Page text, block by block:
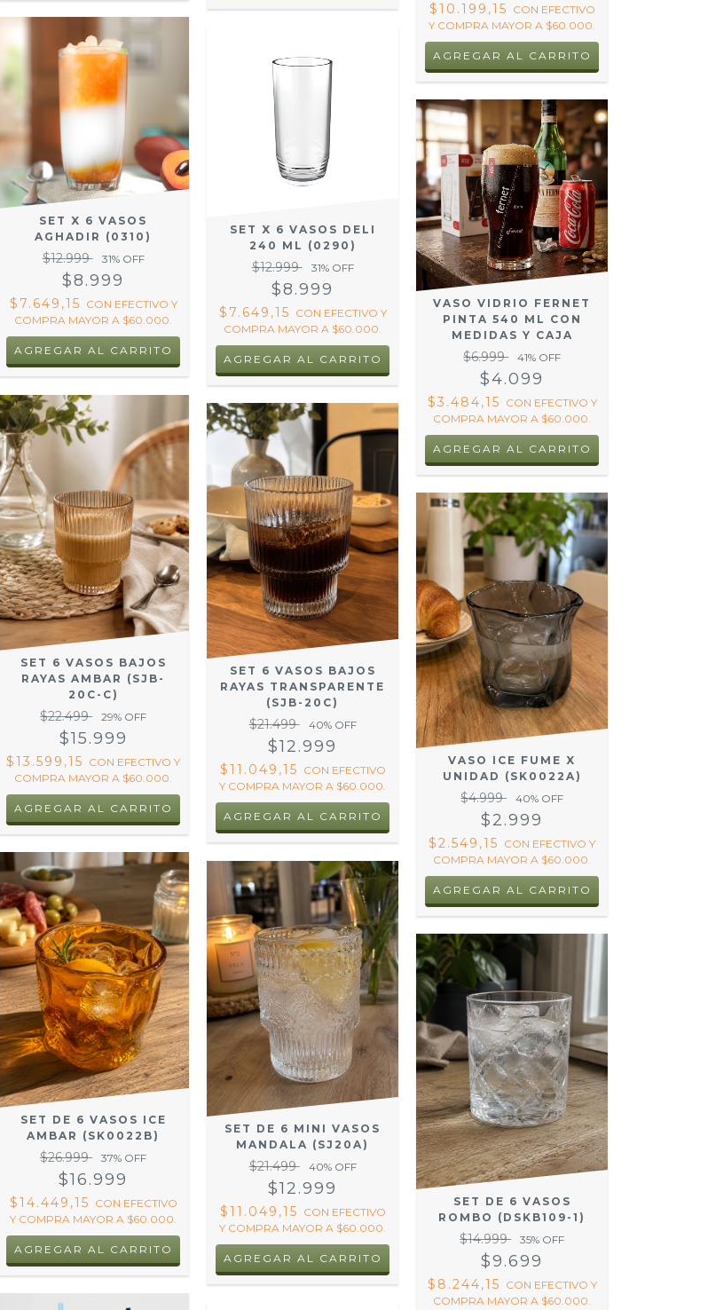
$10.199,15 CON EFECTIVO
Y COMPRA MAYOR A $60.000.
SET X 6 VASOS
AGHADIR (0310)
$12.999 31% OFF
$8.999
$7.649,15 CON EFECTIVO Y
COMPRA MAYOR A $60.000.
SET X 6 VASOS DELI
240 ML (0290)
$12.999 31% OFF
$8.999
$7.649,15 CON EFECTIVO Y
COMPRA MAYOR A $60.000.
VASO VIDRIO FERNET
PINTA 540 ML CON
MEDIDAS Y CAJA
$6.999 41% OFF
$4.099
$3.484,15 CON EFECTIVO Y
COMPRA MAYOR A $60.000.
SET 6 VASOS BAJOS
RAYAS AMBAR (SJB-
20C-C)
$22.499 29% OFF
$15.999
$13.599,15 CON EFECTIVO Y
COMPRA MAYOR A $60.000.
SET 6 VASOS BAJOS
RAYAS TRANSPARENTE
(SJB-20C)
$21.499 40% OFF
$12.999
$11.049,15 CON EFECTIVO
Y COMPRA MAYOR A $60.000.
VASO ICE FUME X
UNIDAD (SK0022A)
$4.999 40% OFF
$2.999
$2.549,15 CON EFECTIVO Y
COMPRA MAYOR A $60.000.
SET DE 6 VASOS ICE
AMBAR (SK0022B)
$26.999 37% OFF
$16.999
$14.449,15 CON EFECTIVO
Y COMPRA MAYOR A $60.000.
SET DE 6 MINI VASOS
MANDALA (SJ20A)
$21.499 40% OFF
$12.999
$11.049,15 CON EFECTIVO
Y COMPRA MAYOR A $60.000.
SET DE 6 VASOS
ROMBO (DSKB109-1)
$14.999 35% OFF
$9.699
$8.244,15 CON EFECTIVO Y
COMPRA MAYOR A $60.000.